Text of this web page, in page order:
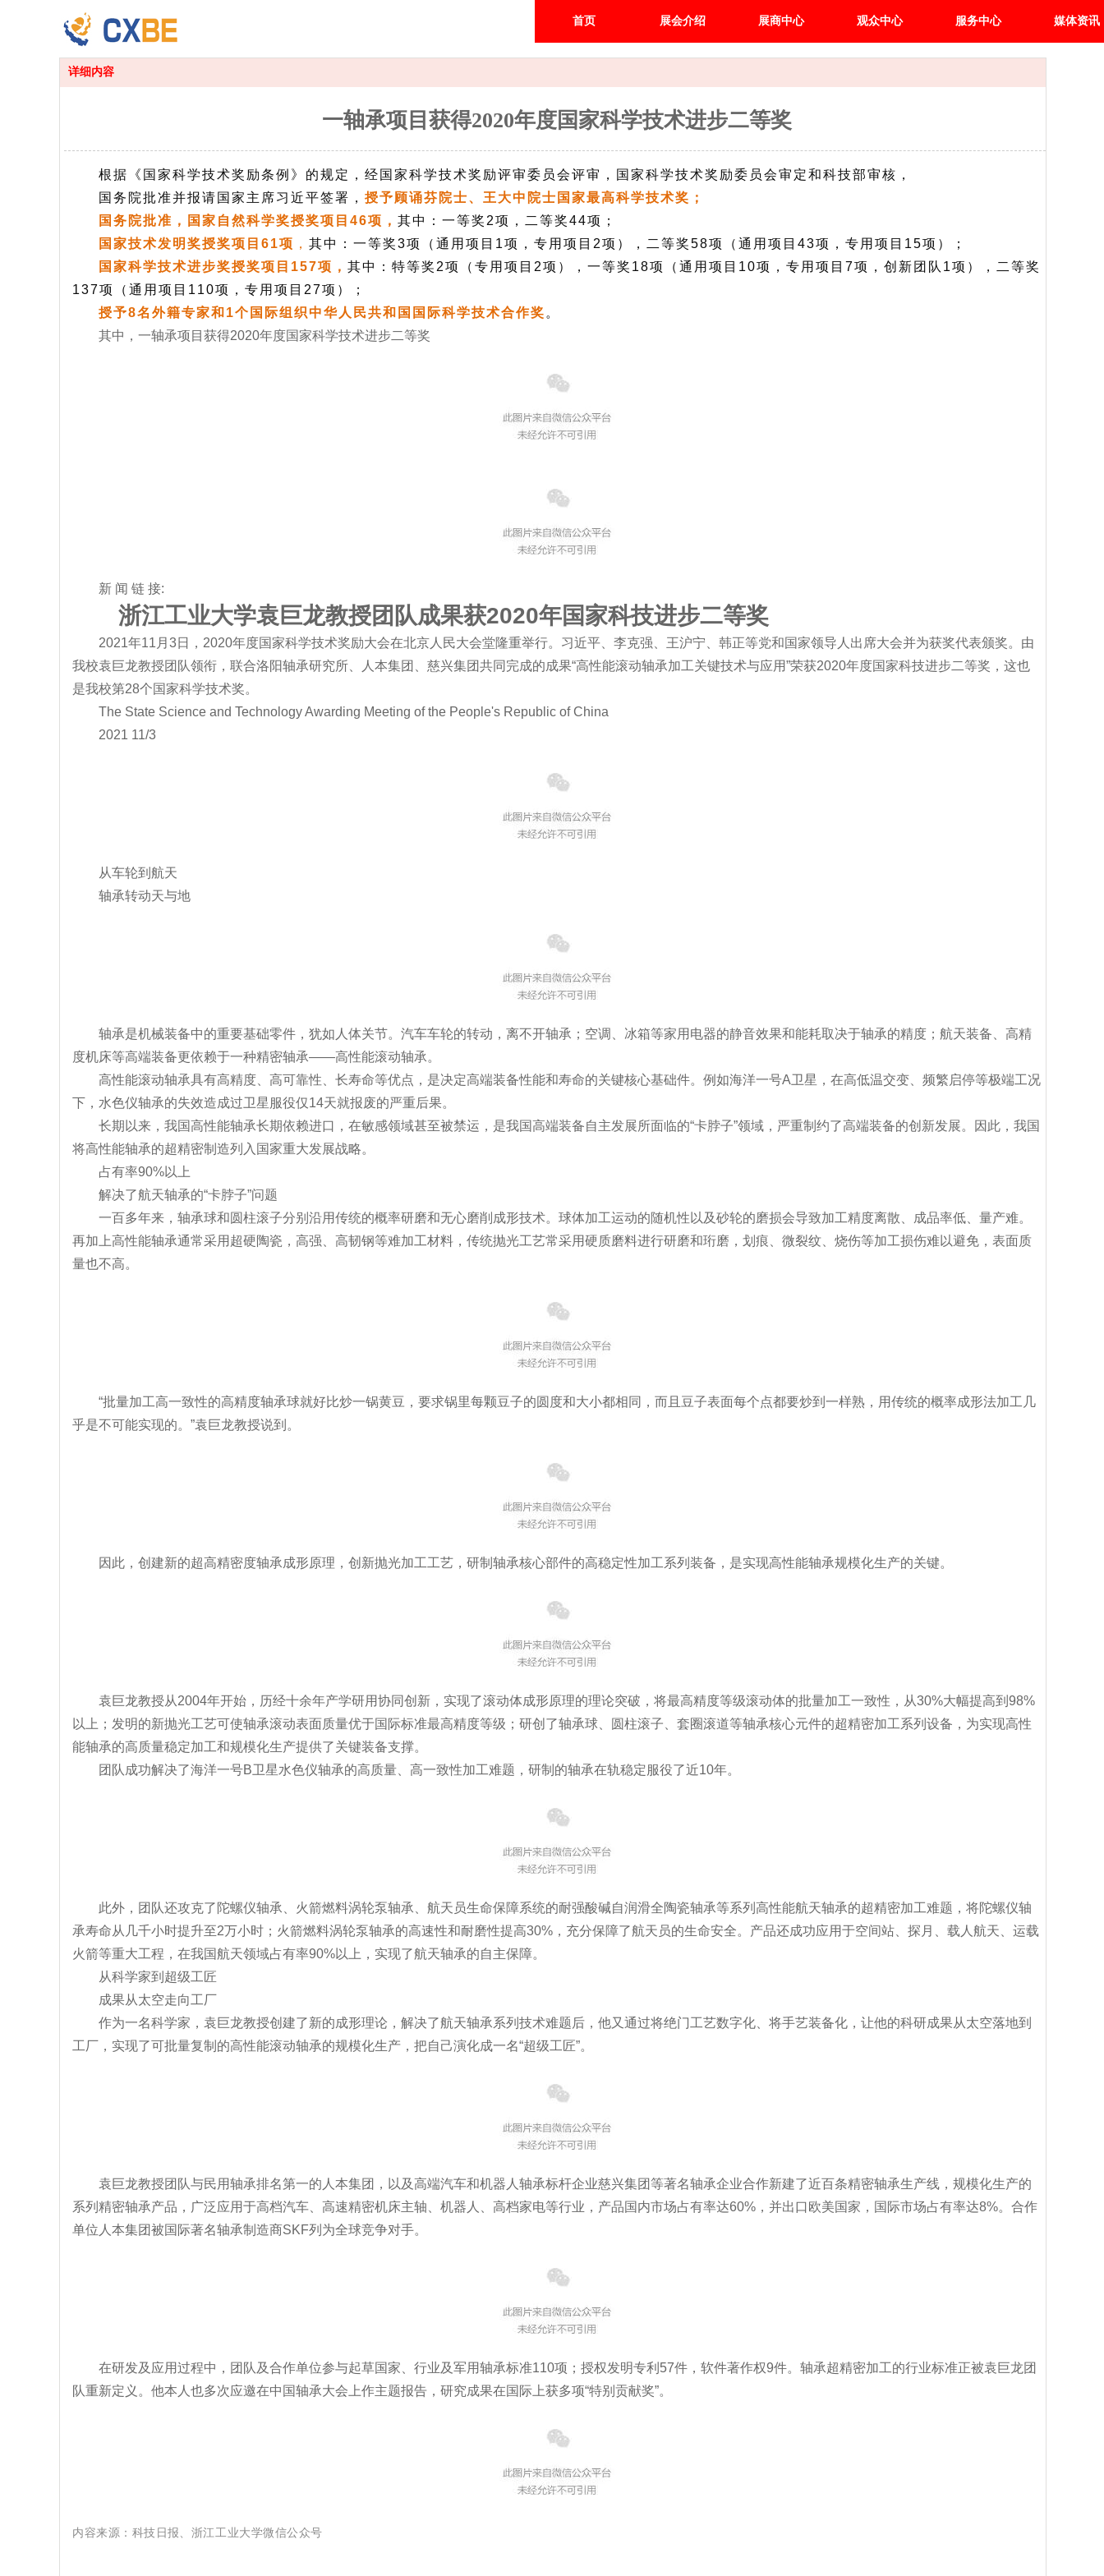
首页 展会介绍 展商中心 观众中心 服务中心 媒体资讯
详细内容
一轴承项目获得2020年度国家科学技术进步二等奖
根据《国家科学技术奖励条例》的规定，经国家科学技术奖励评审委员会评审，国家科学技术奖励委员会审定和科技部审核，
国务院批准并报请国家主席习近平签署， 授予顾诵芬院士、王大中院士国家最高科学技术奖；
国务院批准，国家自然科学奖授奖项目46项， 其中：一等奖2项，二等奖44项；
国家技术发明奖授奖项目61项 ， 其中：一等奖3项（通用项目1项，专用项目2项），二等奖58项（通用项目43项，专用项目15项）；
国家科学技术进步奖授奖项目157项， 其中：特等奖2项（专用项目2项），一等奖18项（通用项目10项，专用项目7项，创新团队1项），二等奖
137项（通用项目110项，专用项目27项）；
授予8名外籍专家和1个国际组织中华人民共和国国际科学技术合作奖 。
其中，一轴承项目获得2020年度国家科学技术进步二等奖
新 闻 链 接:
浙江工业大学袁巨龙教授团队成果获2020年国家科技进步二等奖
2021年11月3日，2020年度国家科学技术奖励大会在北京人民大会堂隆重举行。习近平、李克强、王沪宁、韩正等党和国家领导人出席大会并为获奖代表颁奖。由
我校袁巨龙教授团队领衔，联合洛阳轴承研究所、人本集团、慈兴集团共同完成的成果“高性能滚动轴承加工关键技术与应用”荣获2020年度国家科技进步二等奖，这也
是我校第28个国家科学技术奖。
The State Science and Technology Awarding Meeting of the People's Republic of China
2021 11/3
从车轮到航天
轴承转动天与地
轴承是机械装备中的重要基础零件，犹如人体关节。汽车车轮的转动，离不开轴承；空调、冰箱等家用电器的静音效果和能耗取决于轴承的精度；航天装备、高精
度机床等高端装备更依赖于一种精密轴承——高性能滚动轴承。
高性能滚动轴承具有高精度、高可靠性、长寿命等优点，是决定高端装备性能和寿命的关键核心基础件。例如海洋一号A卫星，在高低温交变、频繁启停等极端工况
下，水色仪轴承的失效造成过卫星服役仅14天就报废的严重后果。
长期以来，我国高性能轴承长期依赖进口，在敏感领域甚至被禁运，是我国高端装备自主发展所面临的“卡脖子”领域，严重制约了高端装备的创新发展。因此，我国
将高性能轴承的超精密制造列入国家重大发展战略。
占有率90%以上
解决了航天轴承的“卡脖子”问题
一百多年来，轴承球和圆柱滚子分别沿用传统的概率研磨和无心磨削成形技术。球体加工运动的随机性以及砂轮的磨损会导致加工精度离散、成品率低、量产难。
再加上高性能轴承通常采用超硬陶瓷，高强、高韧钢等难加工材料，传统抛光工艺常采用硬质磨料进行研磨和珩磨，划痕、微裂纹、烧伤等加工损伤难以避免，表面质
量也不高。
“批量加工高一致性的高精度轴承球就好比炒一锅黄豆，要求锅里每颗豆子的圆度和大小都相同，而且豆子表面每个点都要炒到一样熟，用传统的概率成形法加工几
乎是不可能实现的。”袁巨龙教授说到。
因此，创建新的超高精密度轴承成形原理，创新抛光加工工艺，研制轴承核心部件的高稳定性加工系列装备，是实现高性能轴承规模化生产的关键。
袁巨龙教授从2004年开始，历经十余年产学研用协同创新，实现了滚动体成形原理的理论突破，将最高精度等级滚动体的批量加工一致性，从30%大幅提高到98%
以上；发明的新抛光工艺可使轴承滚动表面质量优于国际标准最高精度等级；研创了轴承球、圆柱滚子、套圈滚道等轴承核心元件的超精密加工系列设备，为实现高性
能轴承的高质量稳定加工和规模化生产提供了关键装备支撑。
团队成功解决了海洋一号B卫星水色仪轴承的高质量、高一致性加工难题，研制的轴承在轨稳定服役了近10年。
此外，团队还攻克了陀螺仪轴承、火箭燃料涡轮泵轴承、航天员生命保障系统的耐强酸碱自润滑全陶瓷轴承等系列高性能航天轴承的超精密加工难题，将陀螺仪轴
承寿命从几千小时提升至2万小时；火箭燃料涡轮泵轴承的高速性和耐磨性提高30%，充分保障了航天员的生命安全。产品还成功应用于空间站、探月、载人航天、运载
火箭等重大工程，在我国航天领域占有率90%以上，实现了航天轴承的自主保障。
从科学家到超级工匠
成果从太空走向工厂
作为一名科学家，袁巨龙教授创建了新的成形理论，解决了航天轴承系列技术难题后，他又通过将绝门工艺数字化、将手艺装备化，让他的科研成果从太空落地到
工厂，实现了可批量复制的高性能滚动轴承的规模化生产，把自己演化成一名“超级工匠”。
袁巨龙教授团队与民用轴承排名第一的人本集团，以及高端汽车和机器人轴承标杆企业慈兴集团等著名轴承企业合作新建了近百条精密轴承生产线，规模化生产的
系列精密轴承产品，广泛应用于高档汽车、高速精密机床主轴、机器人、高档家电等行业，产品国内市场占有率达60%，并出口欧美国家，国际市场占有率达8%。合作
单位人本集团被国际著名轴承制造商SKF列为全球竞争对手。
在研发及应用过程中，团队及合作单位参与起草国家、行业及军用轴承标准110项；授权发明专利57件，软件著作权9件。轴承超精密加工的行业标准正被袁巨龙团
队重新定义。他本人也多次应邀在中国轴承大会上作主题报告，研究成果在国际上获多项“特别贡献奖”。
内容来源： 科技日报、 浙江工业大学微信公众号